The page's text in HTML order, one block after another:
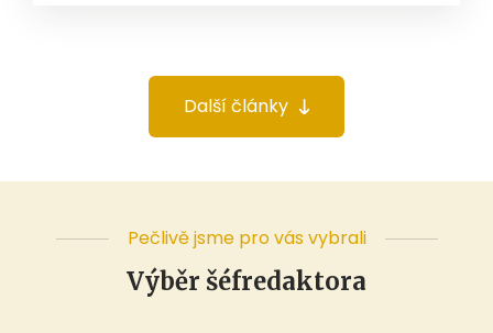
Další články
Pečlivě jsme pro vás vybrali
Výběr šéfredaktora